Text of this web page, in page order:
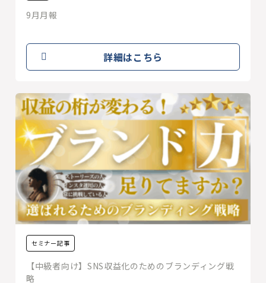
9月月報
詳細はこちら
セミナー記事
【中級者向け】SNS収益化のためのブランディング戦
略